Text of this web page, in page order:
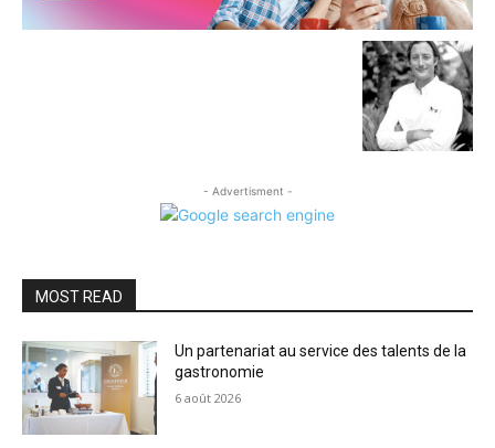
- Advertisment -
MOST READ
Un partenariat au service des talents de la
gastronomie
6 août 2026